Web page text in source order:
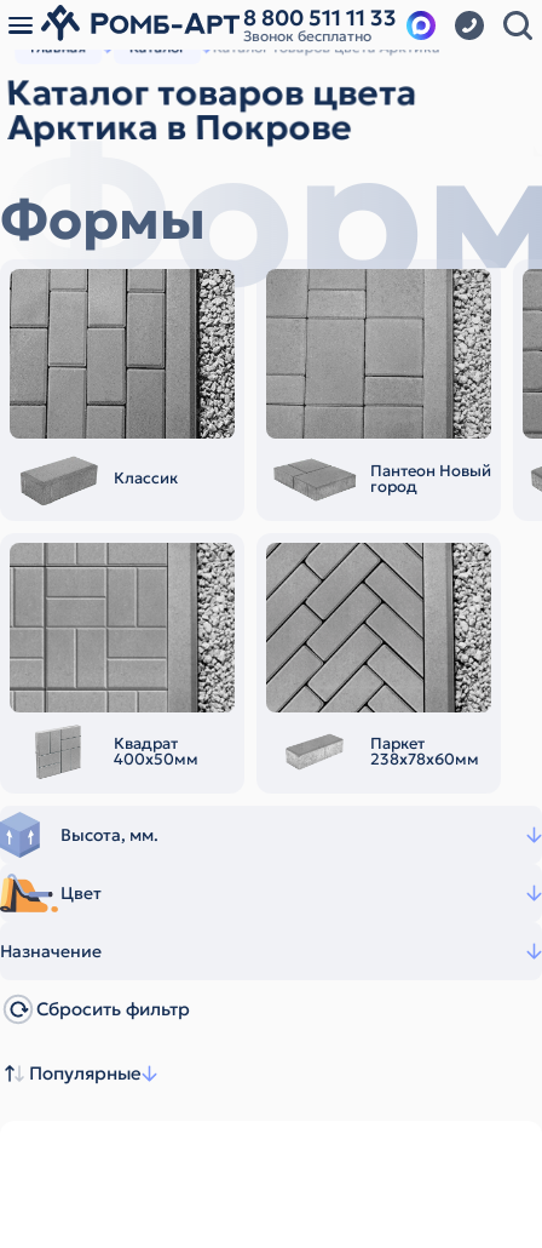
8 800 511 11 33
Звонок бесплатно
Главная Каталог Каталог товаров цвета Арктика
Каталог товаров цвета
Арктика в Покрове
Формы
Классик Пантеон Новый
город
Квадрат
400х50мм
Паркет
238х78х60мм
Высота, мм.
Цвет
Назначение
Сбросить фильтр
Популярные